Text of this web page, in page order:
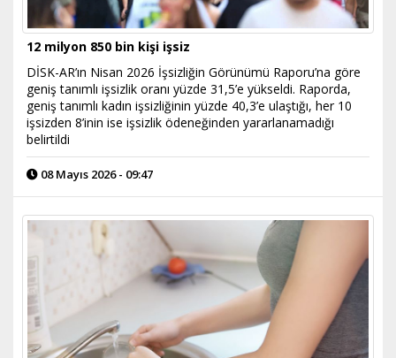
12 milyon 850 bin kişi işsiz
DİSK-AR’ın Nisan 2026 İşsizliğin Görünümü Raporu’na göre
geniş tanımlı işsizlik oranı yüzde 31,5’e yükseldi. Raporda,
geniş tanımlı kadın işsizliğinin yüzde 40,3’e ulaştığı, her 10
işsizden 8’inin ise işsizlik ödeneğinden yararlanamadığı
belirtildi
08 Mayıs 2026 - 09:47